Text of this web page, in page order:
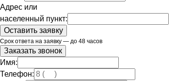
Адрес или
населенный пункт:
Срок ответа на заявку — до 48 часов
Заказать звонок
Имя:
Телефон: